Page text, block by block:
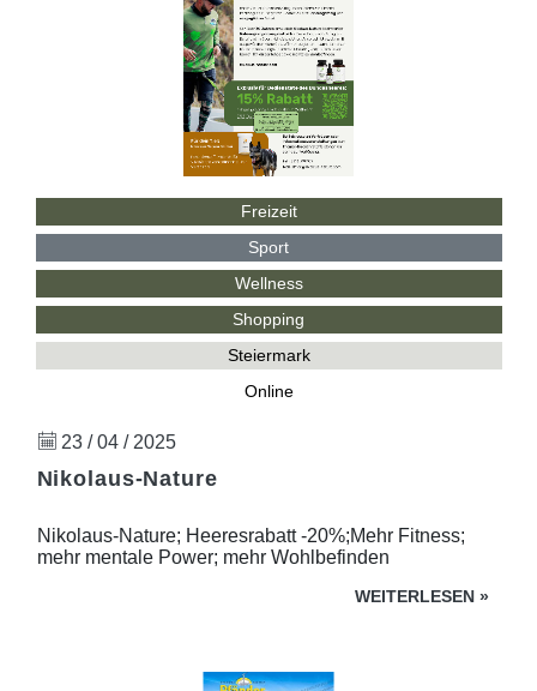
Freizeit
Sport
Wellness
Shopping
Steiermark
Online
23 / 04 / 2025
Nikolaus-Nature
Nikolaus-Nature; Heeresrabatt -20%;Mehr Fitness;
mehr mentale Power; mehr Wohlbefinden
WEITERLESEN »